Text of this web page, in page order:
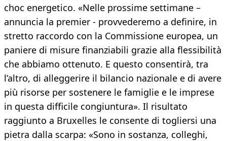
choc energetico. «Nelle prossime settimane –
annuncia la premier - provvederemo a definire, in
stretto raccordo con la Commissione europea, un
paniere di misure finanziabili grazie alla flessibilità
che abbiamo ottenuto. E questo consentirà, tra
l’altro, di alleggerire il bilancio nazionale e di avere
più risorse per sostenere le famiglie e le imprese
in questa difficile congiuntura». Il risultato
raggiunto a Bruxelles le consente di togliersi una
pietra dalla scarpa: «Sono in sostanza, colleghi,